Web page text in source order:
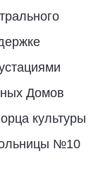
Домов
культуры
№10